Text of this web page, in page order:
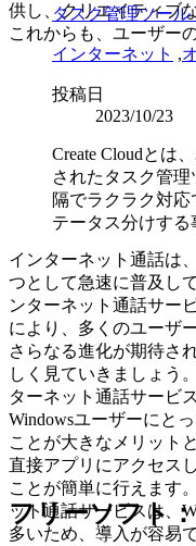
供し、クリエイティブ
これからも、ユーザー
インターネット通話は
つとして急速に普及し
ンターネット通話サー
により、多くのユーザ
さらなる進化が期待さ
しく見ていきましょう
ターネット通話サービ
Windowsユーザーにと
ことが大きなメリット
直接アプリにアクセス
ことが簡単に行えます
ット通話サービスは、
多いため、導入が容易
タスク管理ツール
インターネット ,
投稿日
2023/10/23
Create Cloudとは
されたタスク管
隔でラクラク対
テータス分けす
フリーソフト